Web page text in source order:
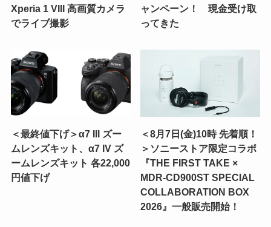
Xperia 1 VIII 高画質カメラ
でライブ撮影
ャンペーン！ 現金受け取
ってきた
＜最終値下げ＞α7 III ズー
ムレンズキット、α7 IV ズ
ームレンズキット 各22,000
円値下げ
＜8月7日(金)10時 先着順！
＞ソニーストア限定コラボ
『THE FIRST TAKE ×
MDR-CD900ST SPECIAL
COLLABORATION BOX
2026』一般販売開始！